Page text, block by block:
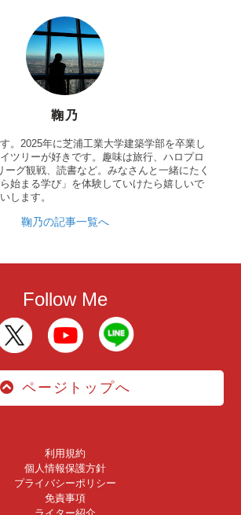
鞠乃
。2025年に芝浦工業大学建築学部を卒業し
ツリーが好きです。趣味は旅行、ハロプロ
ーグ観戦、読書など。みなさんと一緒にたく
始まる学び」を体験していけたら嬉しいで
します。
鞠乃の記事一覧へ
Follow Me
ページトップへ
利用規約
個人情報保護方針
プライバシーポリシー
免責事項